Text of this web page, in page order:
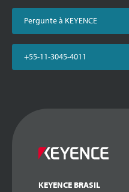
Pergunte à KEYENCE
+55-11-3045-4011
KEYENCE BRASIL